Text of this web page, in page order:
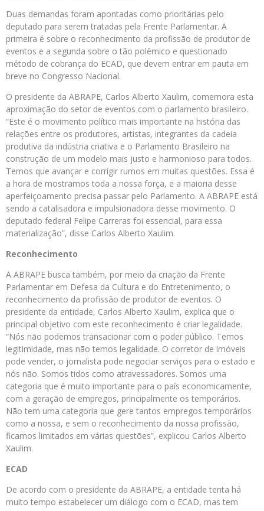
Duas demandas foram apontadas como prioritárias pelo
deputado para serem tratadas pela Frente Parlamentar. A
primeira é sobre o reconhecimento da profissão de produtor de
eventos e a segunda sobre o tão polêmico e questionado
método de cobrança do ECAD, que devem entrar em pauta em
breve no Congresso Nacional.
O presidente da ABRAPE, Carlos Alberto Xaulim, comemora esta
aproximação do setor de eventos com o parlamento brasileiro.
“Este é o movimento político mais importante na história das
relações entre os produtores, artistas, integrantes da cadeia
produtiva da indústria criativa e o Parlamento Brasileiro na
construção de um modelo mais justo e harmonioso para todos.
Temos que avançar e corrigir rumos em muitas questões. Essa é
a hora de mostramos toda a nossa força, e a maioria desse
aperfeiçoamento precisa passar pelo Parlamento. A ABRAPE está
sendo a catalisadora e impulsionadora desse movimento. O
deputado federal Felipe Carreras foi essencial, para essa
materialização”, disse Carlos Alberto Xaulim.
Reconhecimento
A ABRAPE busca também, por meio da criação da Frente
Parlamentar em Defesa da Cultura e do Entretenimento, o
reconhecimento da profissão de produtor de eventos. O
presidente da entidade, Carlos Alberto Xaulim, explica que o
principal objetivo com este reconhecimento é criar legalidade.
“Nós não podemos transacionar com o poder público. Temos
legitimidade, mas não temos legalidade. O corretor de imóveis
pode vender, o jornalista pode negociar serviços para o estado e
nós não. Somos tidos como atravessadores. Somos uma
categoria que é muito importante para o país economicamente,
com a geração de empregos, principalmente os temporários.
Não tem uma categoria que gere tantos empregos temporários
como a nossa, e sem o reconhecimento da nossa profissão,
ficamos limitados em várias questões”, explicou Carlos Alberto
Xaulim.
ECAD
De acordo com o presidente da ABRAPE, a entidade tenta há
muito tempo estabelecer um diálogo com o ECAD, mas tem